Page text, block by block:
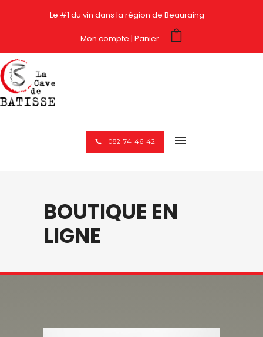
Le #1 du vin dans la région de Beauraing
Mon compte Panier
082 74 46 42
BOUTIQUE EN
LIGNE